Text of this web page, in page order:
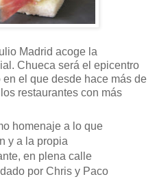
Madrid acoge la
Chueca será el epicentro
el que desde hace más de
restaurantes con más
homenaje a lo que
y a la propia
en plena calle
por Chris y Paco